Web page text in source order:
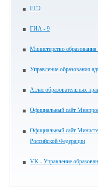
ЕГЭ
ГИА - 9
Министерство
Управление образования
Атлас образовательных
Официальный сайт
Официальный сайт
Российской Федерации
VK - Управление